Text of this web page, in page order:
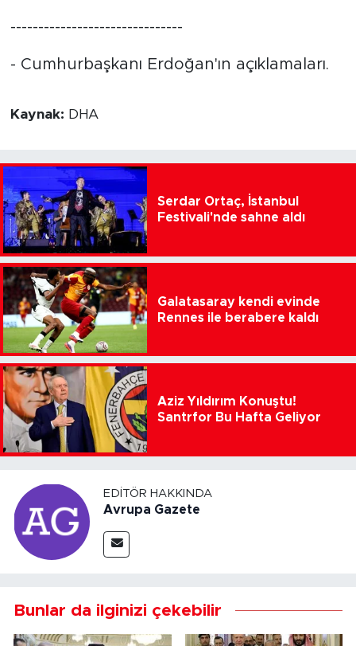
-------------------------------
- Cumhurbaşkanı Erdoğan'ın açıklamaları.
Kaynak: DHA
Serdar Ortaç, İstanbul
Festivali'nde sahne aldı
Galatasaray kendi evinde
Rennes ile berabere kaldı
Aziz Yıldırım Konuştu!
Santrfor Bu Hafta Geliyor
EDITÖR HAKKINDA
Avrupa Gazete
Bunlar da ilginizi çekebilir